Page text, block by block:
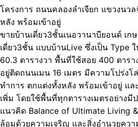
โครงการ ถนนคลองลำเจียก แขวงนว
หลัง พร้อมเข้าอยู่
ขายบ้านเดี่ยว3ชั้นเนอวานาบียอนด์ เ
เดี่ยว3ชั้น แบบบ้านLive ซึ่งเป็น Type
60.3 ตารางวา พื้นที่ใช้สอย 400 ตาร
อยู่ติดถนนเมน 16 เมตร มีความโปร่ง
ทำการ ตกแต่งทั้งหลัง พร้อมเข้าอยู่ แ
เพิ่ม โดยใช้พื้นที่ทุกตารางเมตรอย่าง
แนวคิด Balance of Ultimate Living
ล้อมด้วยความเจริญ และสิ่งอำนวยคว